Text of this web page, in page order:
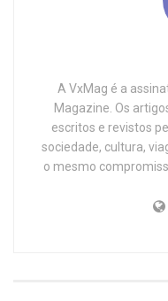
A VxMag é a
Magazine. Os
escritos e revistos
sociedade, cultura,
o mesmo